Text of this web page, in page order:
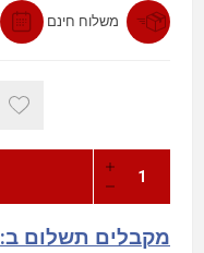
משלוח חינם
מקבלים תשלום ב: